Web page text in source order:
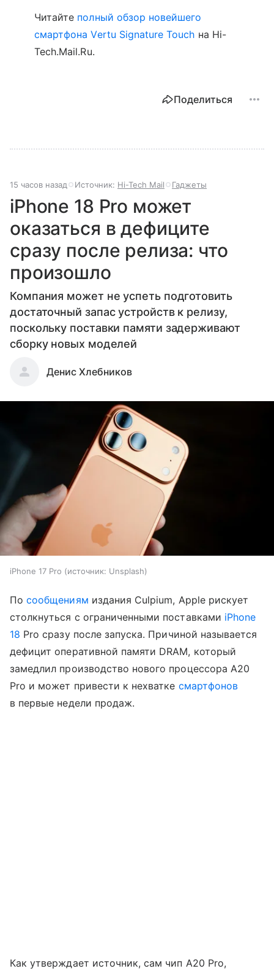
Читайте полный обзор новейшего
смартфона Vertu Signature Touch на Hi-
Tech.Mail.Ru.
Поделиться
15 часов назад Источник: Hi-Tech Mail Гаджеты
iPhone 18 Pro может
оказаться в дефиците
сразу после релиза: что
произошло
Компания может не успеть подготовить
достаточный запас устройств к релизу,
поскольку поставки памяти задерживают
сборку новых моделей
Денис Хлебников
iPhone 17 Pro источник: Unsplash
Посообщениям издания Culpium, Apple рискует
столкнуться с ограниченными поставками iPhone
18 Pro сразу после запуска. Причиной называется
дефицит оперативной памяти DRAM, который
замедлил производство нового процессора A20
Pro и может привести к нехватке смартфонов
в первые недели продаж.
Как утверждает источник, сам чип A20 Pro,